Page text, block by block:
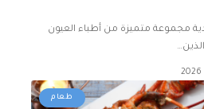
مجموعة متميزة من أطباء العيون
…
طعام